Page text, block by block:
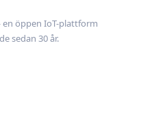
öppen IoT-plattform
sedan 30 år.